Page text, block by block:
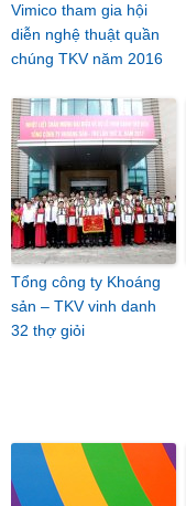
Vimico tham gia hội
diễn nghệ thuật quần
chúng TKV năm 2016
Tổng công ty Khoáng
sản – TKV vinh danh
32 thợ giỏi